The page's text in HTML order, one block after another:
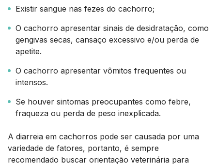
Existir sangue nas fezes do cachorro;
O cachorro apresentar sinais de desidratação, como
gengivas secas, cansaço excessivo e/ou perda de
apetite.
O cachorro apresentar vômitos frequentes ou
intensos.
Se houver sintomas preocupantes como febre,
fraqueza ou perda de peso inexplicada.
A diarreia em cachorros pode ser causada por uma
variedade de fatores, portanto, é sempre
recomendado buscar orientação veterinária para